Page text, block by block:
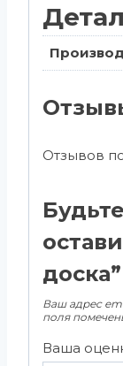
Отзывов
доска”
Ваш адрес
поля
Ваша